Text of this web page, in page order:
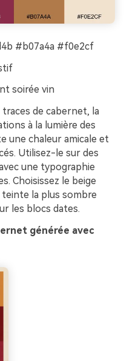
#b07a4a #f0e2cf
soirée vin
traces de cabernet, la
à la lumière des
une chaleur amicale et
Utilisez-le sur des
une typographie
Choisissez le beige
la plus sombre
les blocs dates.
générée avec